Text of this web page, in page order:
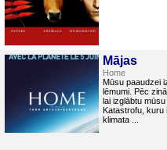
Mājas
Home
Mūsu paaudzei
lēmumi. Pēc
lai izglābtu
Katastrofu,
klimata ...